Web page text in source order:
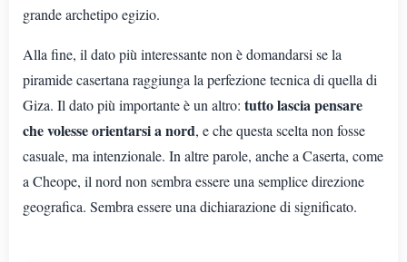
grande archetipo egizio.
Alla fine, il dato più interessante non è domandarsi se la
piramide casertana raggiunga la perfezione tecnica di quella di
Giza. Il dato più importante è un altro: tutto lascia pensare
che volesse orientarsi a nord, e che questa scelta non fosse
casuale, ma intenzionale. In altre parole, anche a Caserta, come
a Cheope, il nord non sembra essere una semplice direzione
geografica. Sembra essere una dichiarazione di significato.